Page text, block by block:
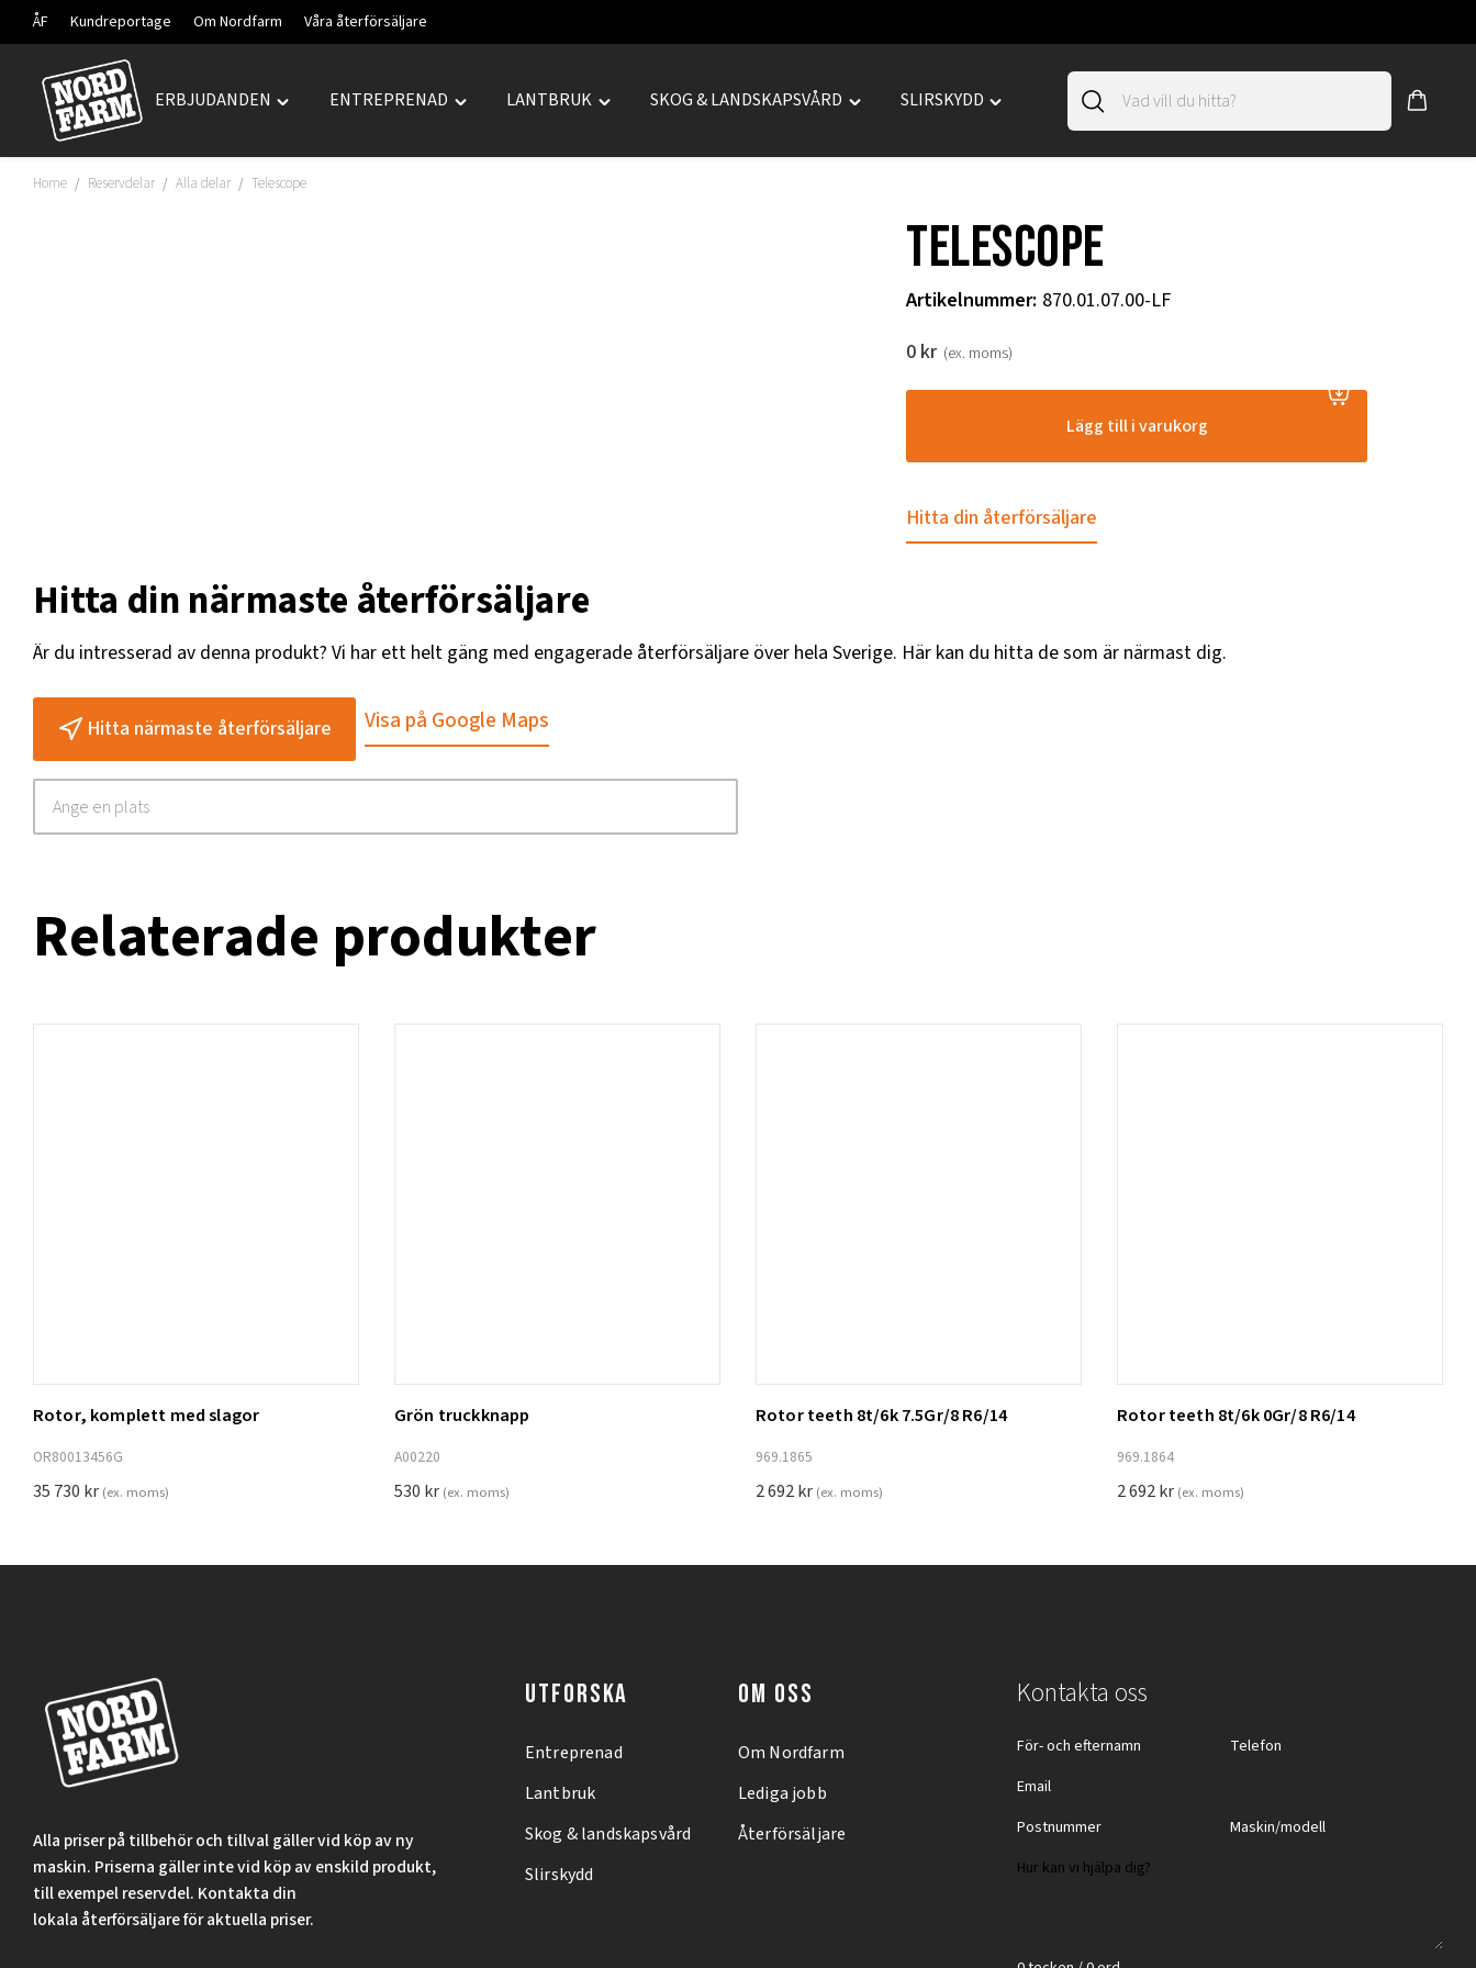
ÅF Kundreportage Om Nordfarm Våra återförsäljare
Hoppa
innehåll
ERBJUDANDEN
Toggle
menu
ENTREPRENAD
Toggle
LANTBRUK
Toggle
SKOG & LANDSKAPSVÅRD
Toggle
SLIRSKYDD
Toggle
Home / Reservdelar / Alla delar / Telescope
Telescope
Artikelnummer: 870.01.07.00-LF
0 kr (ex. moms)
Lägg till i varukorg
Hitta din återförsäljare
Hitta din närmaste återförsäljare
Är du intresserad av denna produkt? Vi har ett helt gäng med engagerade återförsäljare över hela Sverige. Här kan du hitta de som är närmast dig.
Hitta närmaste återförsäljare Visa på Google Maps
Relaterade produkter
Lägg till i varukorg
Rotor, komplett med slagor
OR80013456G
35 730 kr (ex. moms)
Lägg till i varukorg
Grön truckknapp
A00220
530 kr (ex. moms)
Lägg till i varukorg
Rotor teeth 8t/6k 7.5Gr/8 R6/14
969.1865
2 692kr (ex. moms)
Rotor teeth 8t/6k 0Gr/8 R6/14
969.1864
2 692kr (ex. moms)
Alla priser på tillbehör och tillval gäller vid köp av ny
maskin. Priserna gäller inte vid köp av enskild produkt,
till exempel reservdel. Kontakta din
lokala återförsäljare för aktuella priser.
UTFORSKA
Entreprenad
Lantbruk
Skog & landskapsvård
Slirskydd
OM OSS
Om Nordfarm
Lediga jobb
Återförsäljare
Kontakta oss